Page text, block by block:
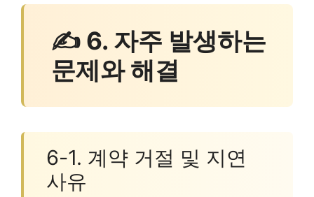
✍ 6. 자주 발생하는
문제와 해결
6-1. 계약 거절 및 지연
사유